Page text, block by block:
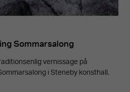
Sommarsalong
vernissage på
i Steneby konsthall.